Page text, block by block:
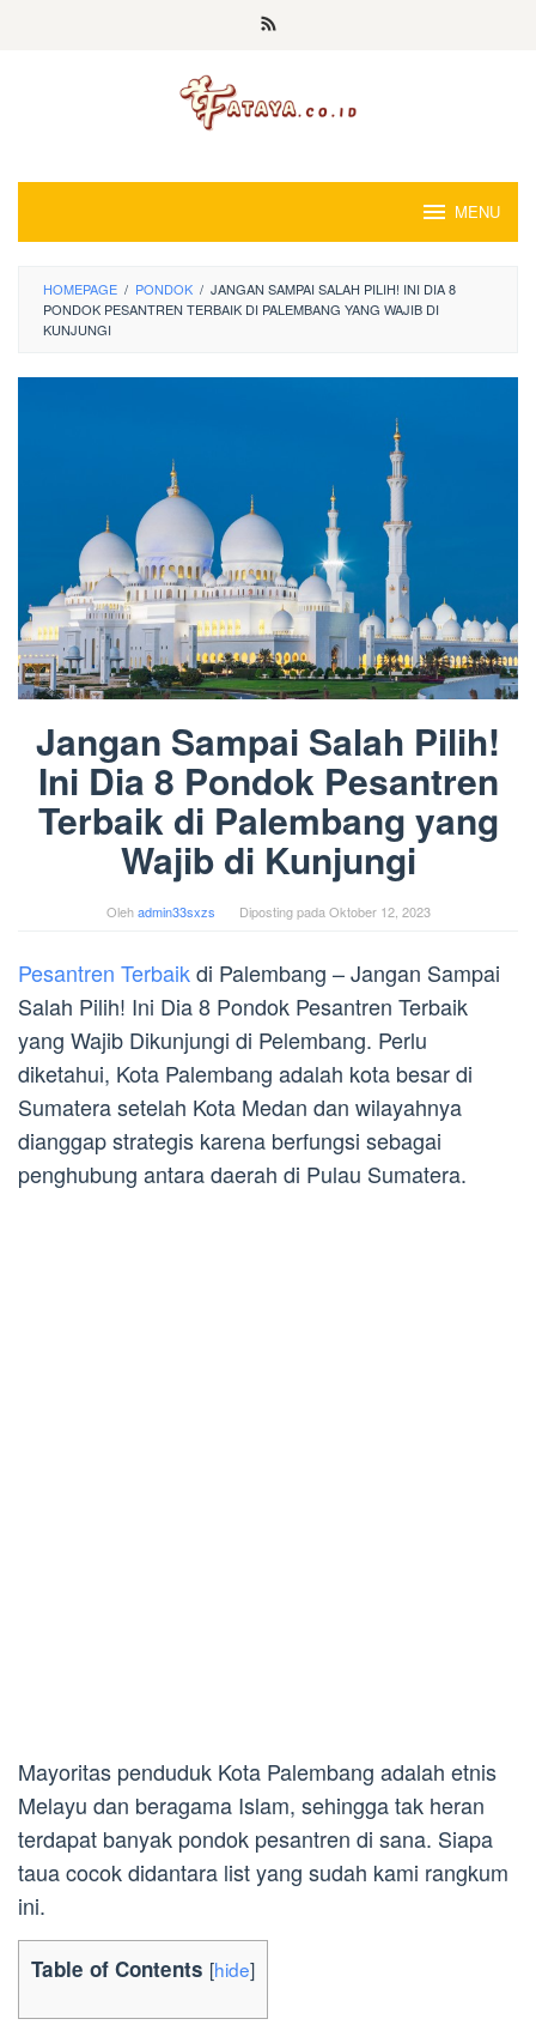
MENU
HOMEPAGE / PONDOK / JANGAN SAMPAI SALAH PILIH! INI DIA 8
PONDOK PESANTREN TERBAIK DI PALEMBANG YANG WAJIB DI
KUNJUNGI
Jangan Sampai Salah Pilih!
Ini Dia 8 Pondok Pesantren
Terbaik di Palembang yang
Wajib di Kunjungi
Olehadmin33sxzs Diposting pada Oktober 12, 2023
Pesantren Terbaikdi Palembang – Jangan Sampai
Salah Pilih! Ini Dia 8 Pondok Pesantren Terbaik
yang Wajib Dikunjungi di Pelembang. Perlu
diketahui, Kota Palembang adalah kota besar di
Sumatera setelah Kota Medan dan wilayahnya
dianggap strategis karena berfungsi sebagai
penghubung antara daerah di Pulau Sumatera.
Mayoritas penduduk Kota Palembang adalah etnis
Melayu dan beragama Islam, sehingga tak heran
terdapat banyak pondok pesantren di sana. Siapa
taua cocok didantara list yang sudah kami rangkum
ini.
Table of Contents [hide]